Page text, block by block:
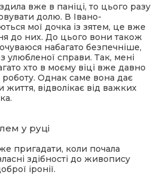
вже в паніці, то цього разу
долю. В Івано-
мої дочка із зятем, це вже
до них. До цього вони також
набагато безпечніше,
улюбленої справи. Так, мені
хто в моєму віці вже давно
Однак саме вона дає
життя, відволікає від важких
у руці
пригадати, коли почала
здібності до живопису
іронії.